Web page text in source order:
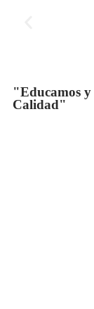
"Educamos y
Calidad"